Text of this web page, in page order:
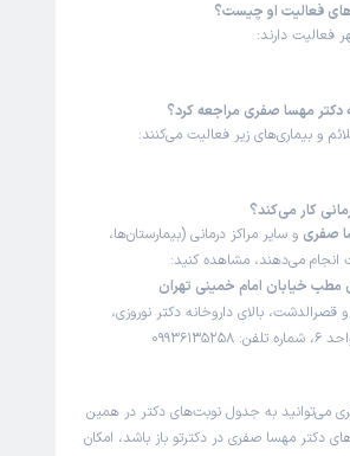
فعالیت او چیست؟
دکتر مهسا صفری مراجعه کرد؟
و بیماری‌های زیر فعالیت می‌کنند:
کار می‌کند؟
صفری و سایر مراکز درمانی (بیمارستان‌ها،
انجام می‌دهند، مشاهده کنید:
خیابان امام خمینی تهران
قصرالدشت، بالای داروخانه دکتر نوروزی،
می‌توانید به جدول نوبت‌های دکتر در همین
دکتر مهسا صفری در دکترتو باز باشد، امکان